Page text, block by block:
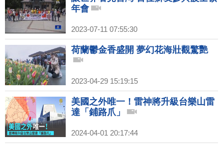
年會
2023-07-11 07:55:30
荷蘭鬱金香盛開 夢幻花海壯觀驚艷
2023-04-29 15:19:15
美國之外唯一！雷神將升級台樂山雷
達「鋪路爪」
2024-04-01 20:17:44